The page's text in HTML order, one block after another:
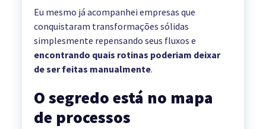
Eu mesmo já acompanhei empresas que
conquistaram transformações sólidas
simplesmente repensando seus fluxos e
encontrando quais rotinas poderiam deixar
de ser feitas manualmente.
O segredo está no mapa
de processos